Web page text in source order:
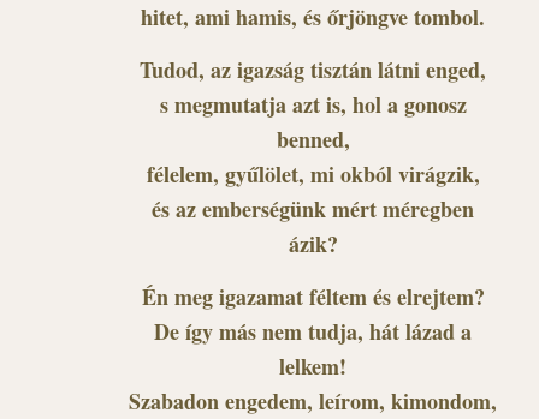
hitet, ami hamis, és őrjöngve tombol.
Tudod, az igazság tisztán látni enged,
s megmutatja azt is, hol a gonosz
benned,
félelem, gyűlölet, mi okból virágzik,
és az emberségünk mért méregben
ázik?
Én meg igazamat féltem és elrejtem?
De így más nem tudja, hát lázad a
lelkem!
Szabadon engedem, leírom, kimondom,